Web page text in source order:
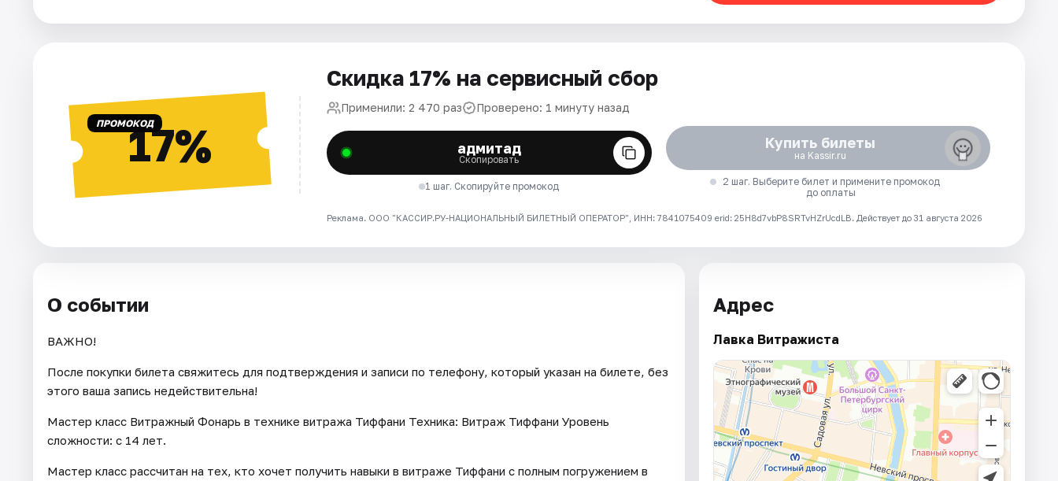
Города
Рейтинги
ПРОМОКОД17%
Скидка 17% на сервисный сбор
Применили: 2 470 раз Проверено: 1 минуту назад
адмитад
Скопировать
1 шаг. Скопируйте промокод
Купить билеты
на Kassir.ru
2 шаг. Выберите билет и примените промокод
до оплаты
Реклама. ООО "КАССИР.РУ-НАЦИОНАЛЬНЫЙ БИЛЕТНЫЙ ОПЕРАТОР", ИНН: 7841075409 erid: 25H8d7vbP8SRTvHZrUcdLB. Действует до 31 августа 2026
О событии
ВАЖНО!
После покупки билета свяжитесь для подтверждения и записи по телефону, который указан на билете, без
этого ваша запись недействительна!
Мастер класс Витражный Фонарь в технике витража Тиффани Техника: Витраж Тиффани Уровень
сложности: с 14 лет.
Мастер класс рассчитан на тех, кто хочет получить навыки в витраже Тиффани с полным погружением в
Адрес
Лавка Витражиста